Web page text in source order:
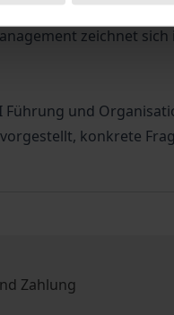
Management, Band
zeichnet
und
konkrete
Zahlung